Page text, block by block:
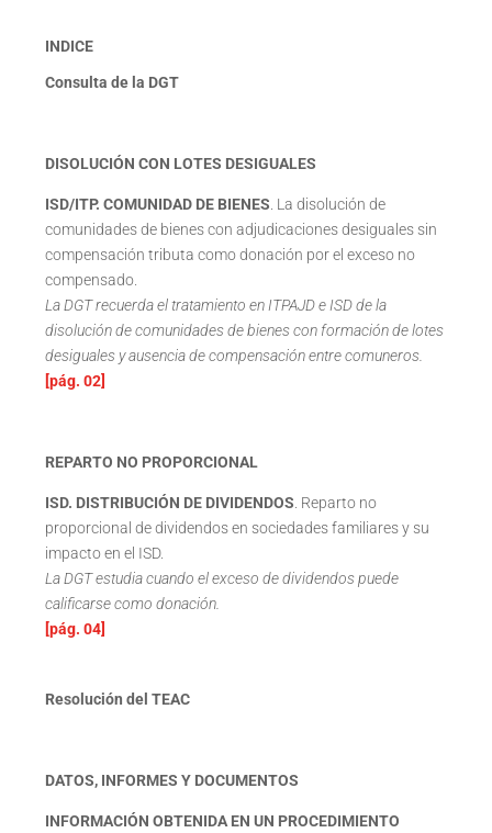
INDICE
Consulta de la DGT
DISOLUCIÓN CON LOTES DESIGUALES
ISD/ITP. COMUNIDAD DE BIENES . La disolución de
comunidades de bienes con adjudicaciones desiguales sin
compensación tributa como donación por el exceso no
compensado.
La DGT recuerda el tratamiento en ITPAJD e ISD de la
disolución de comunidades de bienes con formación de lotes
desiguales y ausencia de compensación entre comuneros.
[pág. 02]
REPARTO NO PROPORCIONAL
ISD. DISTRIBUCIÓN DE DIVIDENDOS . Reparto no
proporcional de dividendos en sociedades familiares y su
impacto en el ISD.
La DGT estudia cuando el exceso de dividendos puede
calificarse como donación.
[pág. 04]
Resolución del TEAC
DATOS, INFORMES Y DOCUMENTOS
INFORMACIÓN OBTENIDA EN UN PROCEDIMIENTO